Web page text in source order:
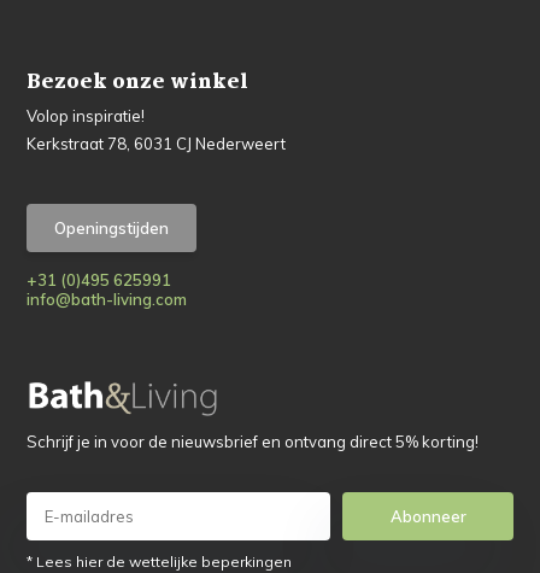
Bezoek onze winkel
Volop inspiratie!
Kerkstraat 78, 6031 CJ Nederweert
Openingstijden
+31 (0)495 625991
info@bath-living.com
Schrijf je in voor de nieuwsbrief en ontvang direct 5% korting!
Abonneer
* Lees hier de wettelijke beperkingen